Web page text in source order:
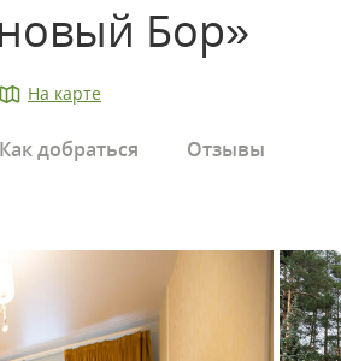
Бор»
На карте
Как добраться Отзывы